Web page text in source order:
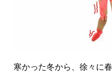
寒かった冬から、徐々に